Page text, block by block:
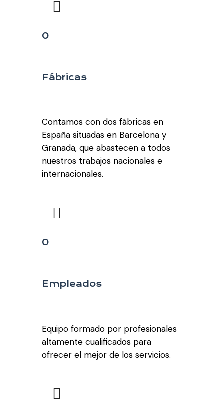
0
Fábricas
Contamos con dos fábricas en
España situadas en Barcelona y
Granada, que abastecen a todos
nuestros trabajos nacionales e
internacionales.
0
Empleados
Equipo formado por profesionales
altamente cualificados para
ofrecer el mejor de los servicios.